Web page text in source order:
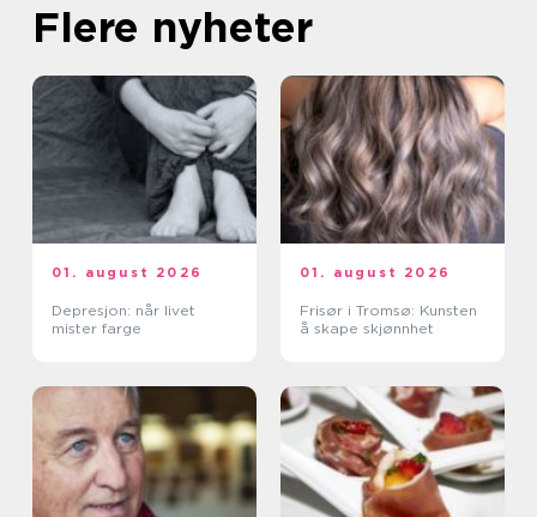
Flere nyheter
01. august 2026
Depresjon: når livet
mister farge
01. august 2026
Frisør i Tromsø: Kunsten
å skape skjønnhet